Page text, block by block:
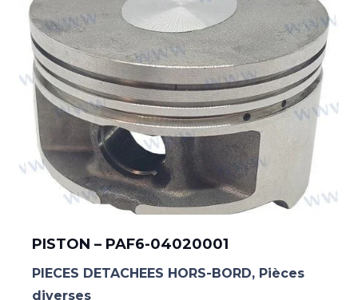
PISTON – PAF6-04020001
PIECES DETACHEES HORS-BORD, Pièces
diverses